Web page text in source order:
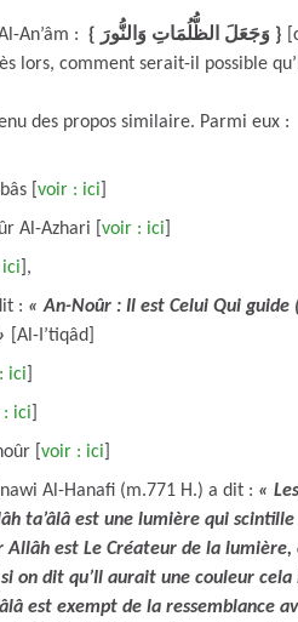
An’âm : { وَجَعَلَ الظُّلُمَاتِ وَالنُّورَ }
lors, comment serait-il possible
des propos similaire. Parmi eux :
[ voir : ici
Al-Azhari [ voir : ici
],
: « An-Noûr : Il est Celui Qui
[Al-I’tiqâd]
ici
ici
[ voir : ici
Al-Hanafi (m.771 H.) a dit : «
ta’âlâ est une lumière qui
Allâh est Le Créateur de la
on dit qu’Il aurait une couleur
est exempt de la ressemblance